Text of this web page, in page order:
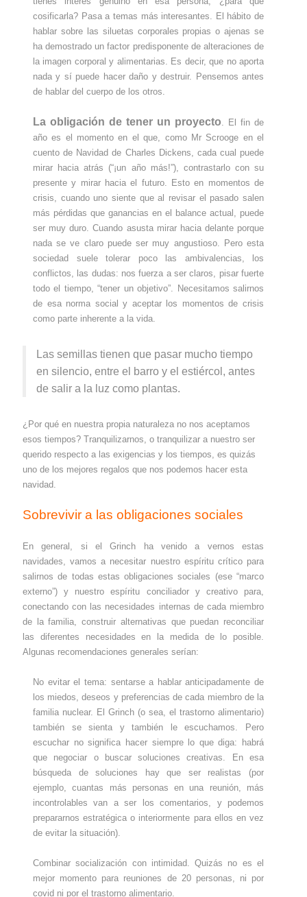
cosificarla? Pasa a temas más interesantes. El hábito de
hablar sobre las siluetas corporales propias o ajenas se
ha demostrado un factor predisponente de alteraciones de
la imagen corporal y alimentarias. Es decir, que no aporta
nada y sí puede hacer daño y destruir. Pensemos antes
de hablar del cuerpo de los otros.
La obligación de tener un proyecto . El fin de
año es el momento en el que, como Mr Scrooge en el
cuento de Navidad de Charles Dickens, cada cual puede
mirar hacia atrás (“¡un año más!”), contrastarlo con su
presente y mirar hacia el futuro. Esto en momentos de
crisis, cuando uno siente que al revisar el pasado salen
más pérdidas que ganancias en el balance actual, puede
ser muy duro. Cuando asusta mirar hacia delante porque
nada se ve claro puede ser muy angustioso. Pero esta
sociedad suele tolerar poco las ambivalencias, los
conflictos, las dudas: nos fuerza a ser claros, pisar fuerte
todo el tiempo, “tener un objetivo”. Necesitamos salirnos
de esa norma social y aceptar los momentos de crisis
como parte inherente a la vida.
Las semillas tienen que pasar mucho tiempo
en silencio, entre el barro y el estiércol, antes
de salir a la luz como plantas.
¿Por qué en nuestra propia naturaleza no nos aceptamos
esos tiempos? Tranquilizarnos, o tranquilizar a nuestro ser
querido respecto a las exigencias y los tiempos, es quizás
uno de los mejores regalos que nos podemos hacer esta
navidad.
Sobrevivir a las obligaciones sociales
En general, si el Grinch ha venido a vernos estas
navidades, vamos a necesitar nuestro espíritu crítico para
salirnos de todas estas obligaciones sociales (ese “marco
externo”) y nuestro espíritu conciliador y creativo para,
conectando con las necesidades internas de cada miembro
de la familia, construir alternativas que puedan reconciliar
las diferentes necesidades en la medida de lo posible.
Algunas recomendaciones generales serían:
No evitar el tema: sentarse a hablar anticipadamente de
los miedos, deseos y preferencias de cada miembro de la
familia nuclear. El Grinch (o sea, el trastorno alimentario)
también se sienta y también le escuchamos. Pero
escuchar no significa hacer siempre lo que diga: habrá
que negociar o buscar soluciones creativas. En esa
búsqueda de soluciones hay que ser realistas (por
ejemplo, cuantas más personas en una reunión, más
incontrolables van a ser los comentarios, y podemos
prepararnos estratégica o interiormente para ellos en vez
de evitar la situación).
Combinar socialización con intimidad. Quizás no es el
mejor momento para reuniones de 20 personas, ni por
covid ni por el trastorno alimentario.